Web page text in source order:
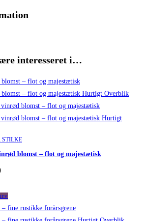
interesseret i…
Hurtigt Overblik
Hurtigt
STILKE
blomst – flot og majestætisk